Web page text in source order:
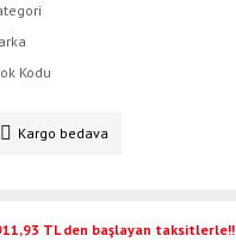
Kodu
Kargo bedava
TL den başlayan taksitlerle!!